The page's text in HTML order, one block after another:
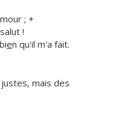
; +
!
en qu'il m'a fait.
mais des